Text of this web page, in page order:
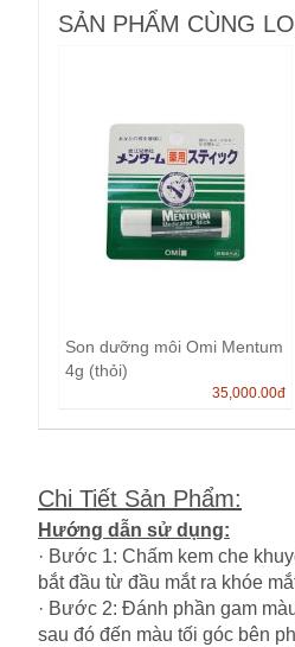
SẢN PHẨM CÙNG
Son dưỡng môi Omi Mentum
4g (thỏi)
35,000.00đ
Chi Tiết Sản Phẩm:
Hướng dẫn sử dụng:
· Bước 1: Chấm kem che
bắt đầu từ đầu mắt ra khóe
· Bước 2: Đánh phần gam
sau đó đến màu tối góc bên